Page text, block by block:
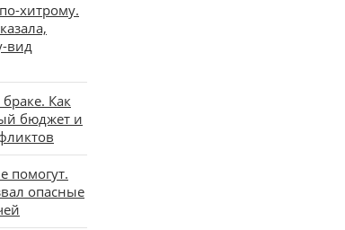
хитрому.
вид
Как
бюджет и
помогут.
опасные